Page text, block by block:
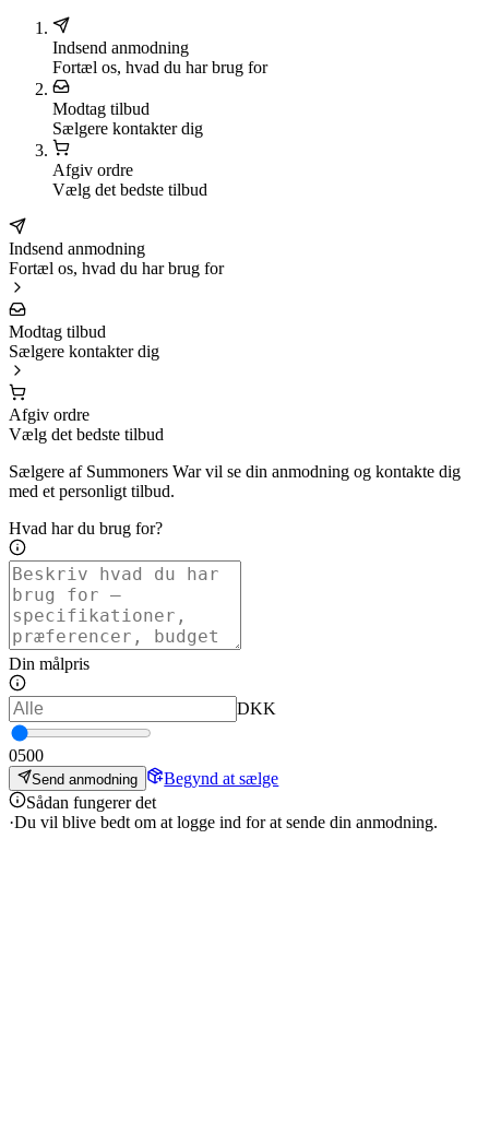
Indsend anmodning
Fortæl os, hvad du har brug for
Modtag tilbud
Sælgere kontakter dig
Afgiv ordre
Vælg det bedste tilbud
Indsend anmodning
Fortæl os, hvad du har brug for
Modtag tilbud
Sælgere kontakter dig
Afgiv ordre
Vælg det bedste tilbud
Sælgere af Summoners War vil se din anmodning og kontakte dig
med et personligt tilbud.
Hvad har du brug for?
Din målpris
DKK
0500
Send anmodning
Begynd at sælge
Sådan fungerer det
·Du vil blive bedt om at logge ind for at sende din anmodning.